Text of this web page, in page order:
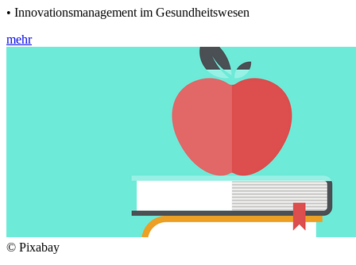
• Innovationsmanagement im Gesundheitswesen
mehr
© Pixabay